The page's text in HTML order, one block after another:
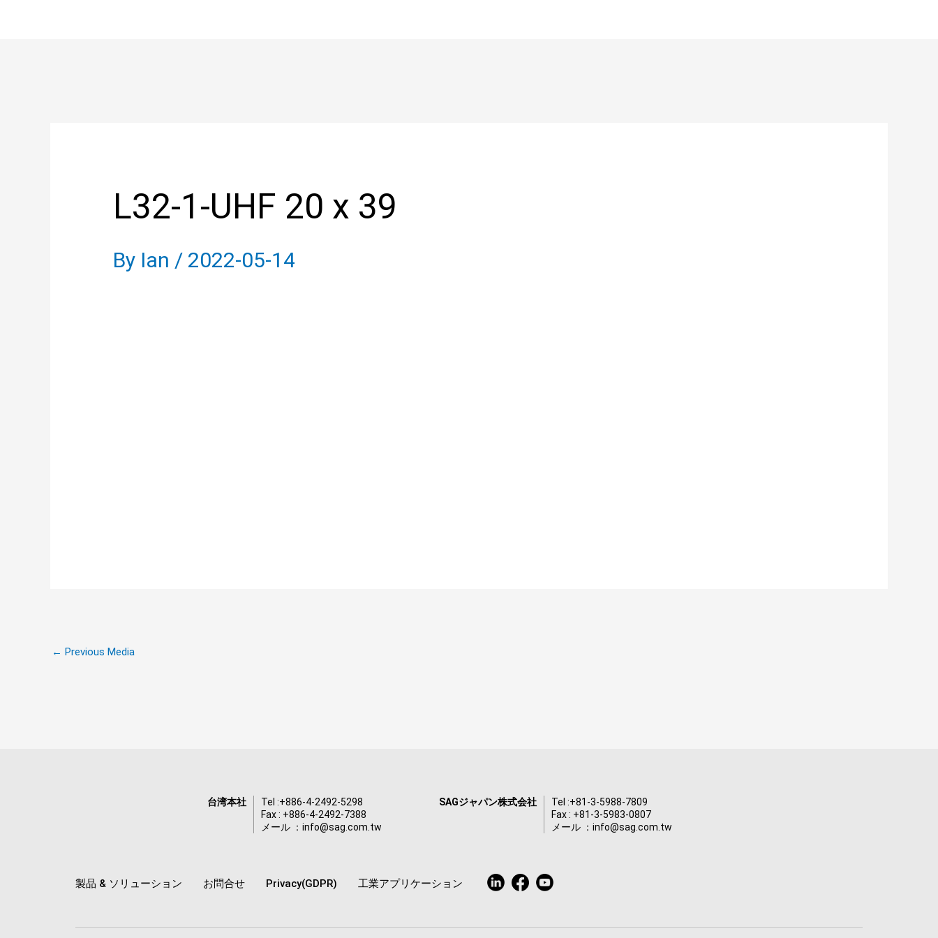
L32-1-UHF 20 x 39
By Ian / 2022-05-14
← Previous Media
台湾本社 Tel :+886-4-2492-5298
Fax : +886-4-2492-7388
メール ：info@sag.com.tw
SAGジャパン株式会社 Tel :+81-3-5988-7809
Fax : +81-3-5983-0807
メール ：info@sag.com.tw
製品 & ソリューション お問合せ Privacy(GDPR) 工業アプリケーション